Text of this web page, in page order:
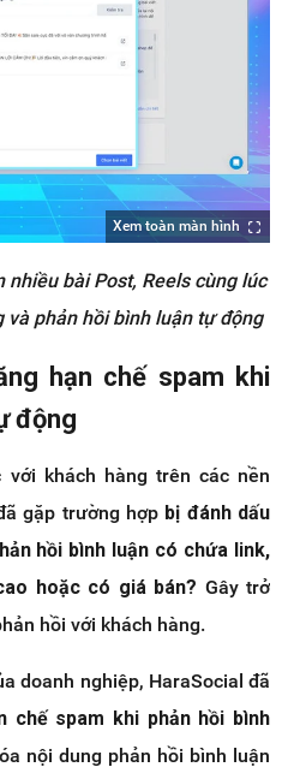
Xem toàn màn hình
nhiều bài Post, Reels cùng lúc
và phản hồi bình luận tự động
hạn chế spam khi
động
khách hàng trên các nền
gặp trường hợp bị đánh dấu
hồi bình luận có chứa link,
hoặc có giá bán? Gây trở
hồi với khách hàng.
doanh nghiệp, HaraSocial đã
chế spam khi phản hồi bình
nội dung phản hồi bình luận